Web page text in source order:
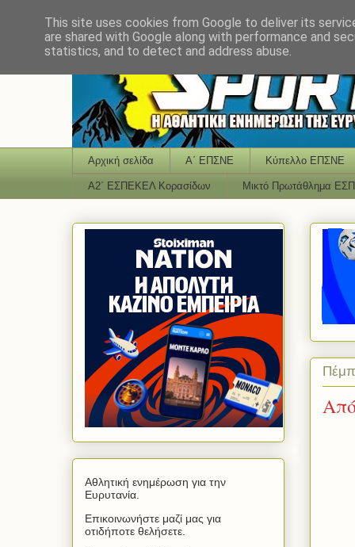
Αρχική σελίδα Α΄ ΕΠΣΝΕ Κύπελλο ΕΠΣΝΕ
Α2΄ ΕΣΠΕΚΕΛ Κορασίδων Μικτό Πρωτάθλημα
Αθλητική ενημέρωση για την
Ευρυτανία.
Επικοινωνήστε μαζί μας για
οτιδήποτε θελήσετε.
This site uses cookies from Google to deliver its
are shared with Google along with performance and
statistics, and to detect and address abuse.